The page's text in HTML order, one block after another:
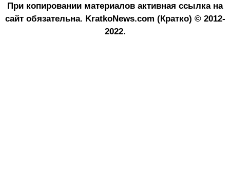
При копировании материалов активная ссылка на
сайт обязательна. KratkoNews.com (Кратко) © 2012-
2022.